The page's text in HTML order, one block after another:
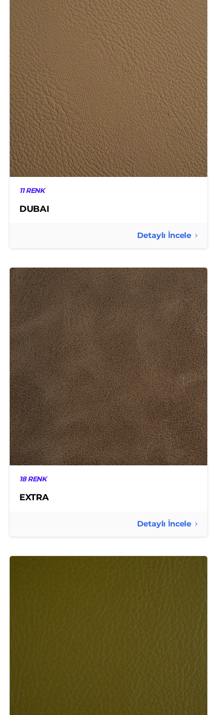
11 RENK
DUBAI
Detaylı İncele
18 RENK
EXTRA
Detaylı İncele